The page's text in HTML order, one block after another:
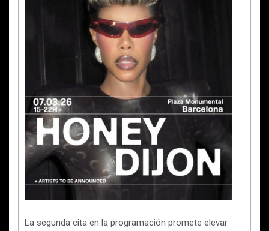
La segunda cita en la programación promete elevar